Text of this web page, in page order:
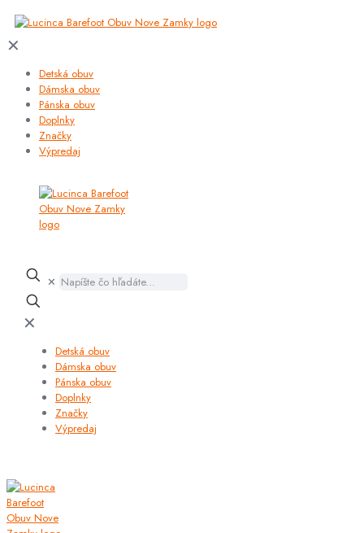
✕
Detská obuv
Dámska obuv
Pánska obuv
Doplnky
Značky
Výpredaj
✕
✕
Detská obuv
Dámska obuv
Pánska obuv
Doplnky
Značky
Výpredaj